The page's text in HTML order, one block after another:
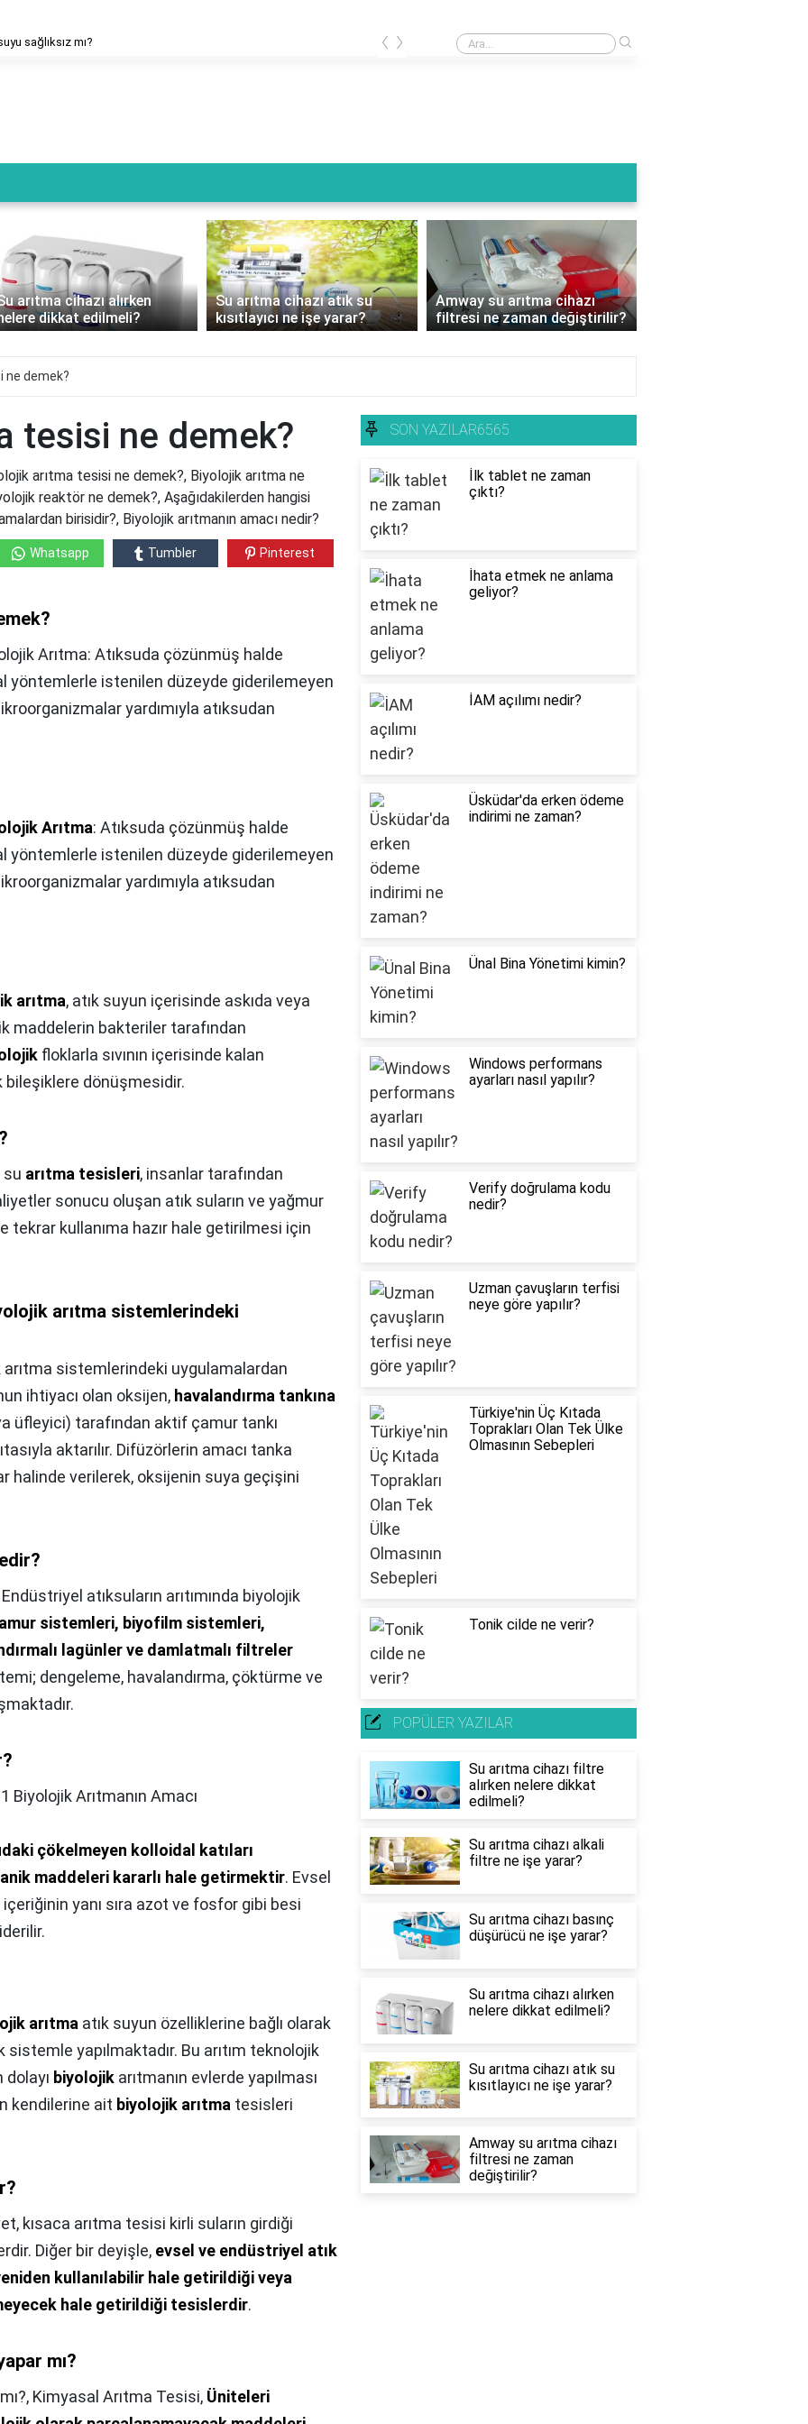
sağlıksız mı? Arıtma cihazının atık suyu kullanılır mı?
‹ ›
arıtma cihazı alırken
dikkat edilmeli?
Su arıtma cihazı atık su
kısıtlayıcı ne işe yarar?
Amway su arıtma cihazı
filtresi ne zaman değiştirilir?
›
ne demek?
tesisi ne demek?
arıtma tesisi ne demek?, Biyolojik arıtma ne
reaktör ne demek?, Aşağıdakilerden hangisi
birisidir?, Biyolojik arıtmanın amacı nedir?
Whatsapp Tumbler Pinterest
Arıtma: Atıksuda çözünmüş halde
yöntemlerle istenilen düzeyde giderilemeyen
yardımıyla atıksudan
Arıtma: Atıksuda çözünmüş halde
yöntemlerle istenilen düzeyde giderilemeyen
yardımıyla atıksudan
arıtma, atık suyun içerisinde askıda veya
maddelerin bakteriler tarafından
floklarla sıvının içerisinde kalan
dönüşmesidir.
su arıtma tesisleri, insanlar tarafından
sonucu oluşan atık suların ve yağmur
tekrar kullanıma hazır hale getirilmesi için
arıtma sistemlerindeki
sistemlerindeki uygulamalardan
ihtiyacı olan oksijen, havalandırma tankına
üfleyici) tarafından aktif çamur tankı
aktarılır. Difüzörlerin amacı tanka
halinde verilerek, oksijenin suya geçişini
Endüstriyel atıksuların arıtımında biyolojik
sistemleri, biyofilm sistemleri,
lagünler ve damlatmalı filtreler
dengeleme, havalandırma, çöktürme ve
Biyolojik Arıtmanın Amacı
çökelmeyen kolloidal katıları
maddeleri kararlı hale getirmektir. Evsel
içeriğinin yanı sıra azot ve fosfor gibi besi
arıtma atık suyun özelliklerine bağlı olarak
yapılmaktadır. Bu arıtım teknolojik
biyolojik arıtmanın evlerde yapılması
kendilerine ait biyolojik arıtma tesisleri
kısaca arıtma tesisi kirli suların girdiği
Diğer bir deyişle, evsel ve endüstriyel atık
kullanılabilir hale getirildiği veya
hale getirildiği tesislerdir.
mı?
Kimyasal Arıtma Tesisi, Üniteleri
SON YAZILAR6565
İlk tablet ne zaman
çıktı?
İhata etmek ne anlama
geliyor?
İAM açılımı nedir?
Üsküdar'da erken ödeme
indirimi ne zaman?
Ünal Bina Yönetimi kimin?
Windows performans
ayarları nasıl yapılır?
Verify doğrulama kodu
nedir?
Uzman çavuşların terfisi
neye göre yapılır?
Türkiye'nin Üç Kıtada
Toprakları Olan Tek Ülke
Olmasının Sebepleri
Tonik cilde ne verir?
POPÜLER YAZILAR
Su arıtma cihazı filtre
alırken nelere dikkat
edilmeli?
Su arıtma cihazı alkali
filtre ne işe yarar?
Su arıtma cihazı basınç
düşürücü ne işe yarar?
Su arıtma cihazı alırken
nelere dikkat edilmeli?
Su arıtma cihazı atık su
kısıtlayıcı ne işe yarar?
Amway su arıtma cihazı
filtresi ne zaman
değiştirilir?